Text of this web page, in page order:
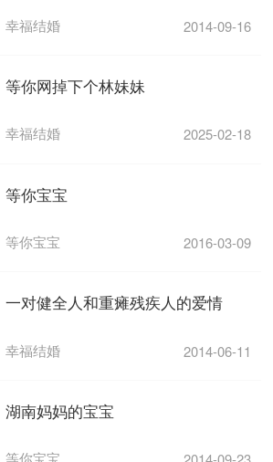
幸福结婚 2014-09-16
等你网掉下个林妹妹
幸福结婚 2025-02-18
等你宝宝
等你宝宝 2016-03-09
一对健全人和重瘫残疾人的爱情
幸福结婚 2014-06-11
湖南妈妈的宝宝
等你宝宝